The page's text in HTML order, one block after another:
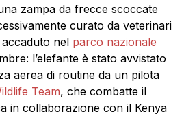
zampa da frecce scoccate
curato da veterinari
accaduto nel parco nazionale
l’elefante è stato avvistato
aerea di routine da un pilota
Team, che combatte il
in collaborazione con il Kenya